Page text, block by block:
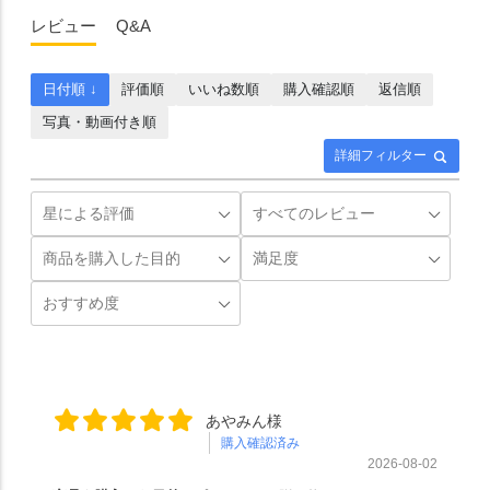
レビュー Q&A
詳細フィルター
日付順 ↓ 評価順 いいね数順 購入確認順
返信順
写真・動画付き順
あやみん様
購入確認済み
2026-08-02